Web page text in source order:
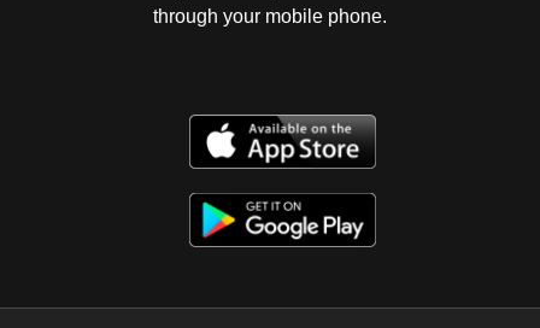
through your mobile phone.